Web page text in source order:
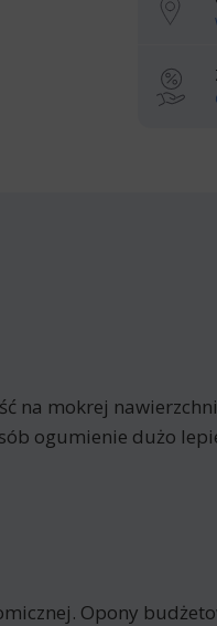
na mokrej
ogumienie dużo
Opony